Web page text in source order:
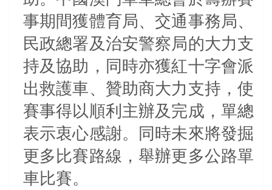
事期間獲體育局、交通事務局、
民政總署及治安警察局的大力支
持及協助，同時亦獲紅十字會派
出救護車、贊助商大力支持，使
賽事得以順利主辦及完成，單總
表示衷心感謝。同時未來將發掘
更多比賽路線，舉辦更多公路單
車比賽。